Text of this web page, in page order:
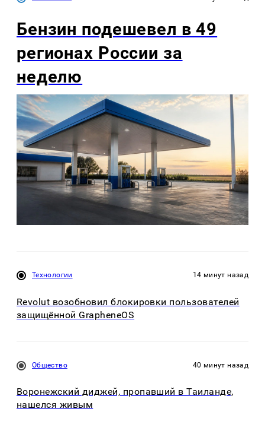
Бензин подешевел в 49
регионах России за
неделю
Технологии 14 минут назад
Revolut возобновил блокировки пользователей
защищённой GrapheneOS
Общество 40 минут назад
Воронежский диджей, пропавший в Таиланде,
нашелся живым